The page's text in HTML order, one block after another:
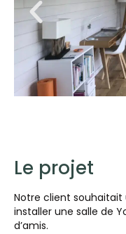
Le projet
Notre client
installer une salle de
d’amis.